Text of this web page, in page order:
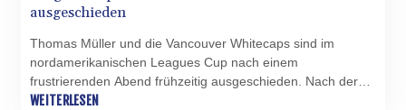
ausgeschieden
Thomas Müller und die Vancouver Whitecaps sind im
nordamerikanischen Leagues Cup nach einem
frustrierenden Abend frühzeitig ausgeschieden. Nach der
Auftaktniederlage gegen Atlante verloren die Kanadier
WEITERLESEN